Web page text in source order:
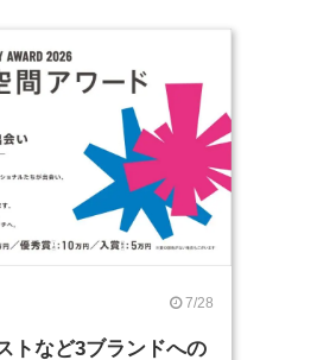
7/28
トなど3ブランドへの